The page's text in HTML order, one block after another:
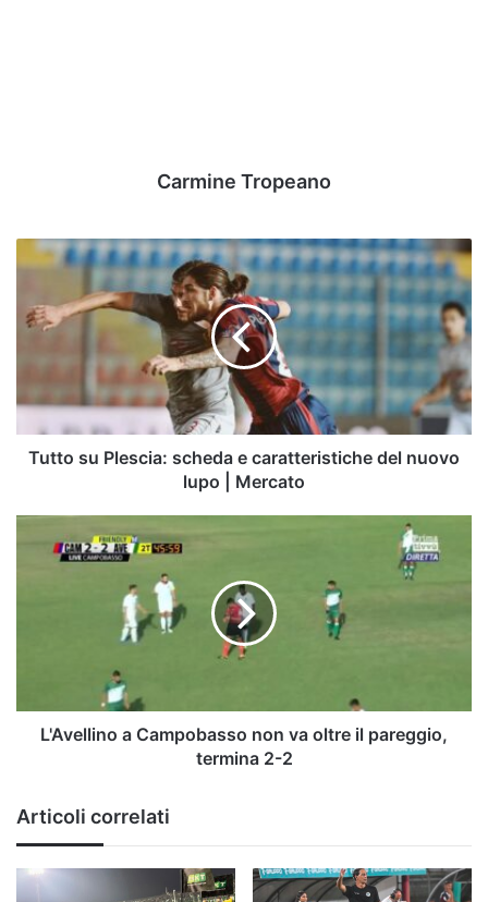
Carmine Tropeano
Tutto
su
scheda
del
nuovo
lupo
Tutto su Plescia: scheda e caratteristiche del nuovo
lupo | Mercato
termina
L'Avellino a Campobasso non va oltre il pareggio,
termina 2-2
Articoli correlati